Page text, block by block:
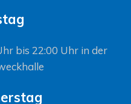
bis 22:00 Uhr in der